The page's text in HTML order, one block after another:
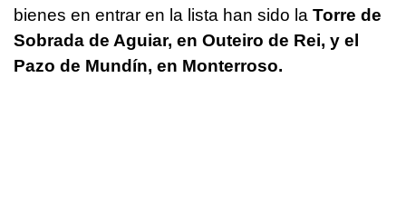
bienes en entrar en la lista han sido la Torre de
Sobrada de Aguiar, en Outeiro de Rei, y el
Pazo de Mundín, en Monterroso.